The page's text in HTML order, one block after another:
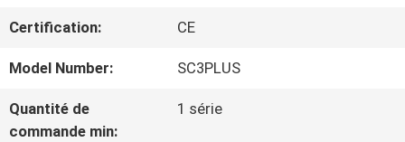
NOUS
VISITE
D'USINE
Certification: CE
Model Number: SC3PLUS
Quantité de
commande min:
1 série